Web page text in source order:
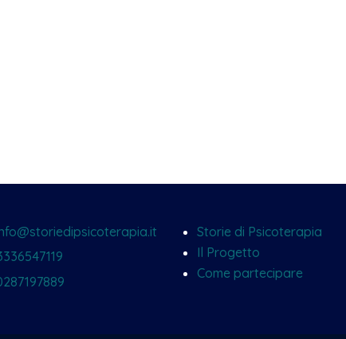
Storie di Psicoterapia
Il Progetto
Come partecipare